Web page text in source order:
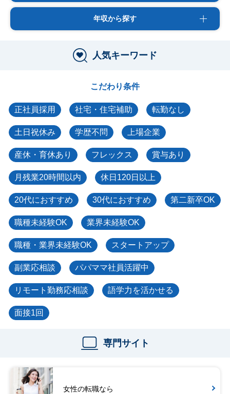
年収から探す
人気キーワード
こだわり条件
正社員採用 社宅・住宅補助 転勤なし
土日祝休み 学歴不問 上場企業
産休・育休あり フレックス 賞与あり
月残業20時間以内 休日120日以上
20代におすすめ 30代におすすめ 第二新卒OK
職種未経験OK 業界未経験OK
職種・業界未経験OK スタートアップ
副業応相談 パパママ社員活躍中
リモート勤務応相談 語学力を活かせる
面接1回
専門サイト
女性の転職なら